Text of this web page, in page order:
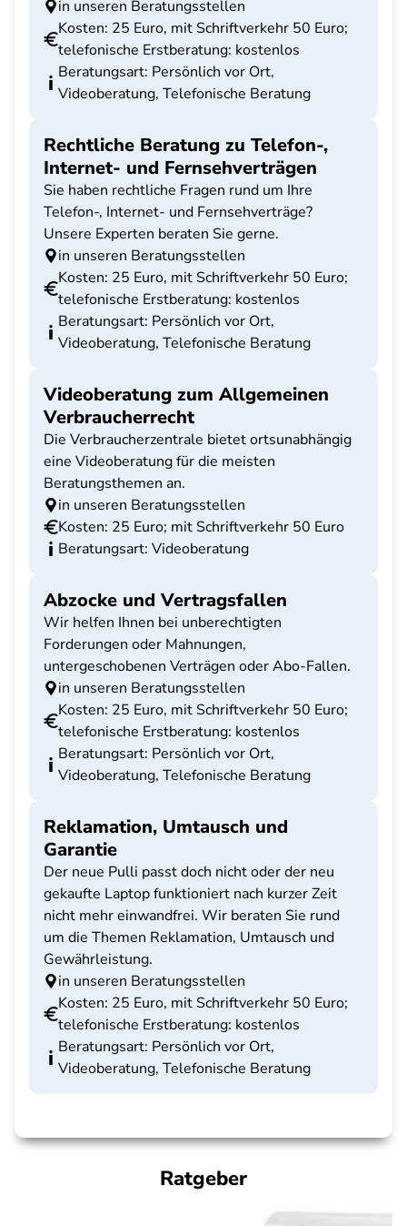
in unseren Beratungsstellen
Kosten: 25 Euro, mit Schriftverkehr 50 Euro;
telefonische Erstberatung: kostenlos
Beratungsart: Persönlich vor Ort,
Videoberatung, Telefonische Beratung
Rechtliche Beratung zu Telefon-,
Internet- und Fernsehverträgen
Sie haben rechtliche Fragen rund um Ihre
Telefon-, Internet- und Fernsehverträge?
Unsere Experten beraten Sie gerne.
in unseren Beratungsstellen
Kosten: 25 Euro, mit Schriftverkehr 50 Euro;
telefonische Erstberatung: kostenlos
Beratungsart: Persönlich vor Ort,
Videoberatung, Telefonische Beratung
Videoberatung zum Allgemeinen
Verbraucherrecht
Die Verbraucherzentrale bietet ortsunabhängig
eine Videoberatung für die meisten
Beratungsthemen an.
in unseren Beratungsstellen
Kosten: 25 Euro; mit Schriftverkehr 50 Euro
Beratungsart: Videoberatung
Abzocke und Vertragsfallen
Wir helfen Ihnen bei unberechtigten
Forderungen oder Mahnungen,
untergeschobenen Verträgen oder Abo-Fallen.
in unseren Beratungsstellen
Kosten: 25 Euro, mit Schriftverkehr 50 Euro;
telefonische Erstberatung: kostenlos
Beratungsart: Persönlich vor Ort,
Videoberatung, Telefonische Beratung
Reklamation, Umtausch und
Garantie
Der neue Pulli passt doch nicht oder der neu
gekaufte Laptop funktioniert nach kurzer Zeit
nicht mehr einwandfrei. Wir beraten Sie rund
um die Themen Reklamation, Umtausch und
Gewährleistung.
in unseren Beratungsstellen
Kosten: 25 Euro, mit Schriftverkehr 50 Euro;
telefonische Erstberatung: kostenlos
Beratungsart: Persönlich vor Ort,
Videoberatung, Telefonische Beratung
Ratgeber